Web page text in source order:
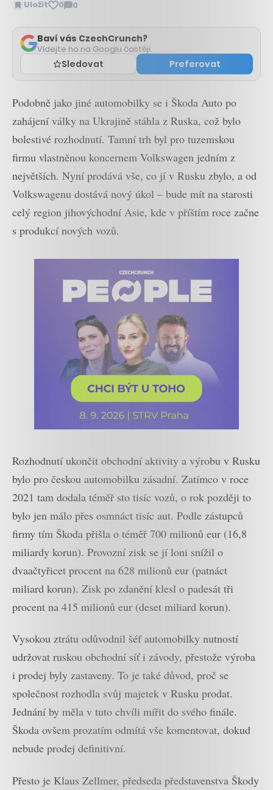
Uložit 0 0
Zobrazit
Baví vás CzechCrunch?
Vídejte ho na Googlu častěji.
Sledovat Preferovat
Podobně jako jiné automobilky se i Škoda Auto po
zahájení války na Ukrajině stáhla z Ruska, což bylo
bolestivé rozhodnutí. Tamní trh byl pro tuzemskou
firmu vlastněnou koncernem Volkswagen jedním z
největších. Nyní prodává vše, co jí v Rusku zbylo, a od
Volkswagenu dostává nový úkol – bude mít na starosti
celý region jihovýchodní Asie, kde v příštím roce začne
s produkcí nových vozů.
Rozhodnutí ukončit obchodní aktivity a výrobu v Rusku
bylo pro českou automobilku zásadní. Zatímco v roce
2021 tam dodala téměř sto tisíc vozů, o rok později to
bylo jen málo přes osmnáct tisíc aut. Podle zástupců
firmy tím Škoda přišla o téměř 700 milionů eur (16,8
miliardy korun). Provozní zisk se jí loni snížil o
dvaačtyřicet procent na 628 milionů eur (patnáct
miliard korun). Zisk po zdanění klesl o padesát tři
procent na 415 milionů eur (deset miliard korun).
Vysokou ztrátu odůvodnil šéf automobilky nutností
udržovat ruskou obchodní síť i závody, přestože výroba
i prodej byly zastaveny. To je také důvod, proč se
společnost rozhodla svůj majetek v Rusku prodat.
Jednání by měla v tuto chvíli mířit do svého finále.
Škoda ovšem prozatím odmítá vše komentovat, dokud
nebude prodej definitivní.
Přesto je Klaus Zellmer, předseda představenstva Škody